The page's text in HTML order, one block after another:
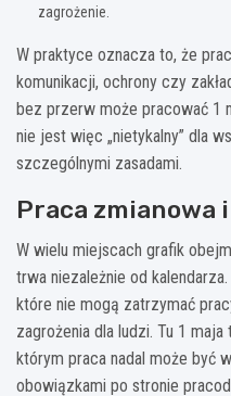
zagrożenie.
W praktyce oznacza to, że
komunikacji, ochrony czy
bez przerw może pracować 1
nie jest więc „nietykalny” dla
szczególnymi zasadami.
Praca zmianowa
W wielu miejscach grafik
trwa niezależnie od
które nie mogą zatrzymać
zagrożenia dla ludzi. Tu 1
którym praca nadal może być
obowiązkami po stronie